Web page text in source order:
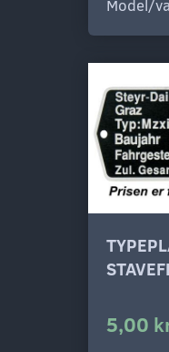
Model/
5,00